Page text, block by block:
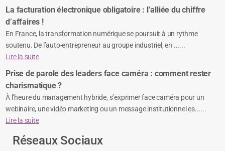
La facturation électronique obligatoire : l’alliée du chiffre
d’affaires !
En France, la transformation numérique se poursuit à un rythme
soutenu. De l’auto-entrepreneur au groupe industriel, en ......
Lire la suite
Prise de parole des leaders face caméra : comment rester
charismatique ?
À l’heure du management hybride, s’exprimer face caméra pour un
webinaire, une vidéo marketing ou un message institutionnel es......
Lire la suite
Réseaux Sociaux